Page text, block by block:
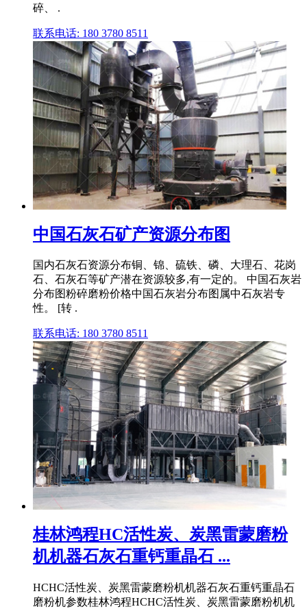
碎、 .
联系电话: 180 3780 8511
中国石灰石矿产资源分布图
国内石灰石资源分布铜、锦、硫铁、磷、大理石、花岗
石、石灰石等矿产潜在资源较多,有一定的。 中国石灰岩
分布图粉碎磨粉价格中国石灰岩分布图属中石灰岩专
性。 [转 .
联系电话: 180 3780 8511
桂林鸿程HC活性炭、炭黑雷蒙磨粉
机机器石灰石重钙重晶石 ...
HCHC活性炭、炭黑雷蒙磨粉机机器石灰石重钙重晶石
磨粉机参数桂林鸿程HCHC活性炭、炭黑雷蒙磨粉机机